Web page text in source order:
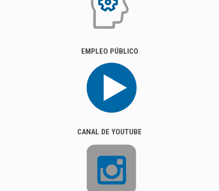
EMPLEO PÚBLICO
CANAL DE YOUTUBE